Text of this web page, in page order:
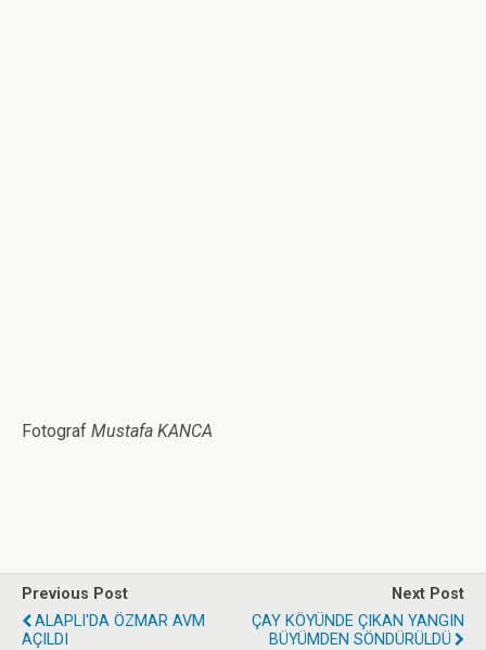
Fotograf Mustafa KANCA
Previous Post
ALAPLI'DA ÖZMAR AVM
AÇILDI
Next Post
ÇAY KÖYÜNDE ÇIKAN YANGIN
BÜYÜMDEN SÖNDÜRÜLDÜ